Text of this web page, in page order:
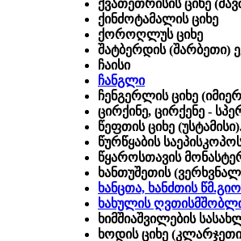
ქვათეთრისის ციხე
ქინძოტამალის ციხე
ქოროღლუს ციხე
შატბერდის (შარბეთი)
ჩაისი
ჩანგლი
ჩენგერლის ციხე
ცირქინე, ცირქენე -
წეფთის ციხე
წურწყაბის
წყაროსთავის
ხანთუშეთის
ხანცთა, ხანძთის
ხახულის
ხიმშიაშვილების
ხოდის ციხე